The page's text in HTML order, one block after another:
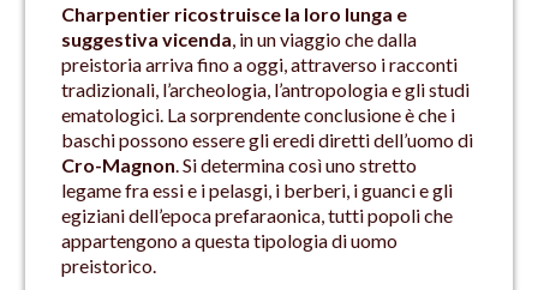
Charpentier ricostruisce la loro lunga e
suggestiva vicenda, in un viaggio che dalla
preistoria arriva fino a oggi, attraverso i racconti
tradizionali, l’archeologia, l’antropologia e gli studi
ematologici. La sorprendente conclusione è che i
baschi possono essere gli eredi diretti dell’uomo di
Cro-Magnon. Si determina così uno stretto
legame fra essi e i pelasgi, i berberi, i guanci e gli
egiziani dell’epoca prefaraonica, tutti popoli che
appartengono a questa tipologia di uomo
preistorico.